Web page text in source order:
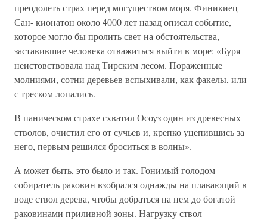
преодолеть страх перед могуществом моря. Финикиец
Сан- кионатон около 4000 лет назад описал событие,
которое могло бы пролить свет на обстоятельства,
заставившие человека отважиться выйти в море: «Буря
неистовствовала над Тирским лесом. Пораженные
молниями, сотни деревьев вспыхивали, как факелы, или
с треском лопались.
В паническом страхе схватил Осоуз один из древесных
стволов, очистил его от сучьев и, крепко уцепившись за
него, первым решился броситься в волны».
А может быть, это было и так. Гонимый голодом
собиратель раковин взобрался однажды на плавающий в
воде ствол дерева, чтобы добраться на нем до богатой
раковинами приливной зоны. Нагрузку ствол